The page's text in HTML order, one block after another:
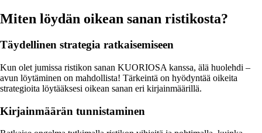
Miten löydän oikean sanan ristikosta?
Täydellinen strategia ratkaisemiseen
Kun olet jumissa ristikon sanan KUORIOSA kanssa, älä huolehdi –
avun löytäminen on mahdollista! Tärkeintä on hyödyntää oikeita
strategioita löytääksesi oikean sanan eri kirjainmäärillä.
Kirjainmäärän tunnistaminen